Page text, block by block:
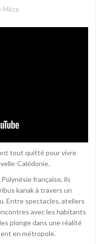
Mèze
tout quitté pour vivre
Calédonie.
française, ils
kanak à travers un
Entre spectacles, ateliers
avec les habitants
plonge dans une réalité
en métropole.